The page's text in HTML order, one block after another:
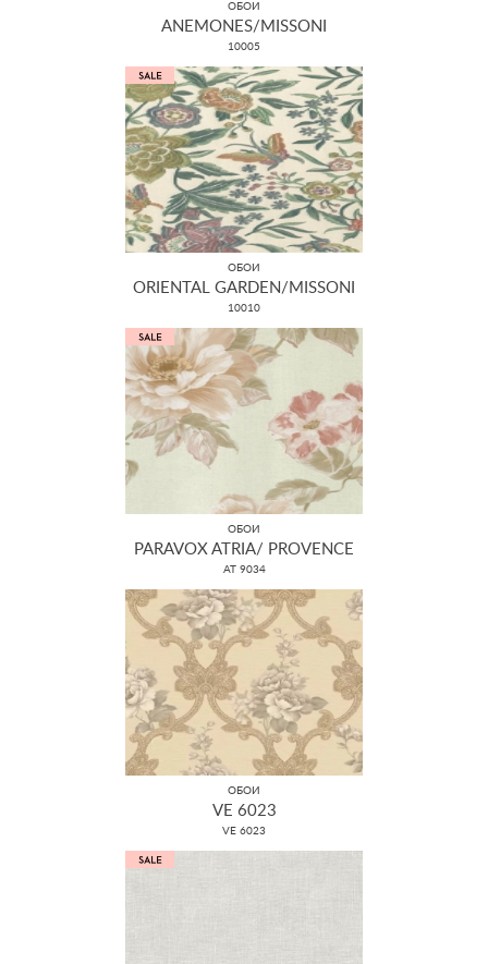
ОБОИ
ANEMONES/MISSONI
10005
ОБОИ
ORIENTAL GARDEN/MISSONI
10010
ОБОИ
PARAVOX ATRIA/ PROVENCE
AT 9034
ОБОИ
VE 6023
VE 6023